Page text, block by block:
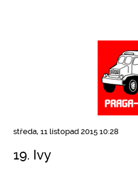
středa, 11 listopad 2015 10:28
19. Ivy